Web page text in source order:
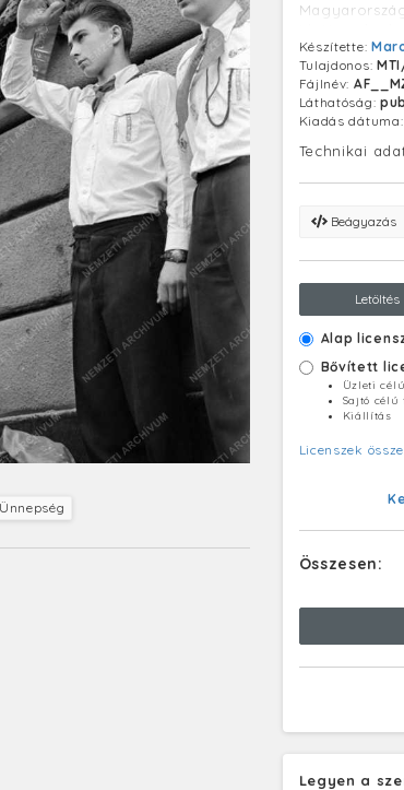
Ünnepség
kisajátítása
karhatalmi
Készítette:
Tulajdonos:
Fájlnév:
Láthatóság:
Kiadás dátuma:
Technikai
Beágyazás
Letöltés
Alap
Bővített
Üzleti
Sajtó
Kiállítás
Licenszek
Összesen:
Legyen a